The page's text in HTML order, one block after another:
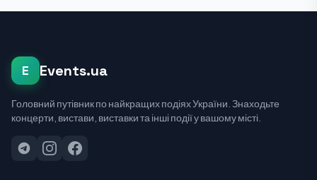
E Events.ua
Головний путівник по найкращих подіях України. Знаходьте
концерти, вистави, виставки та інші події у вашому місті.